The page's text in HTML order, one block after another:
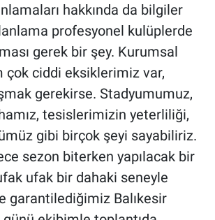
hakkında da bilgiler
profesyonel kulüplerde
gerek bir şey. Kurumsal
çok ciddi eksiklerimiz var,
gerekirse. Stadyumumuz,
tesislerimizin yeterliliği,
gibi birçok şeyi sayabiliriz.
sezon biterken yapılacak bir
ufak bir dahaki seneyle
garantilediğimiz Balıkesir